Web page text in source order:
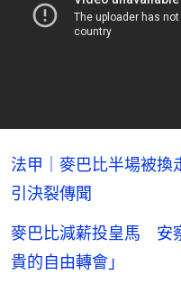
法甲｜麥巴比半場被
引決裂傳聞
麥巴比減薪投皇馬 安
貴的自由轉會」